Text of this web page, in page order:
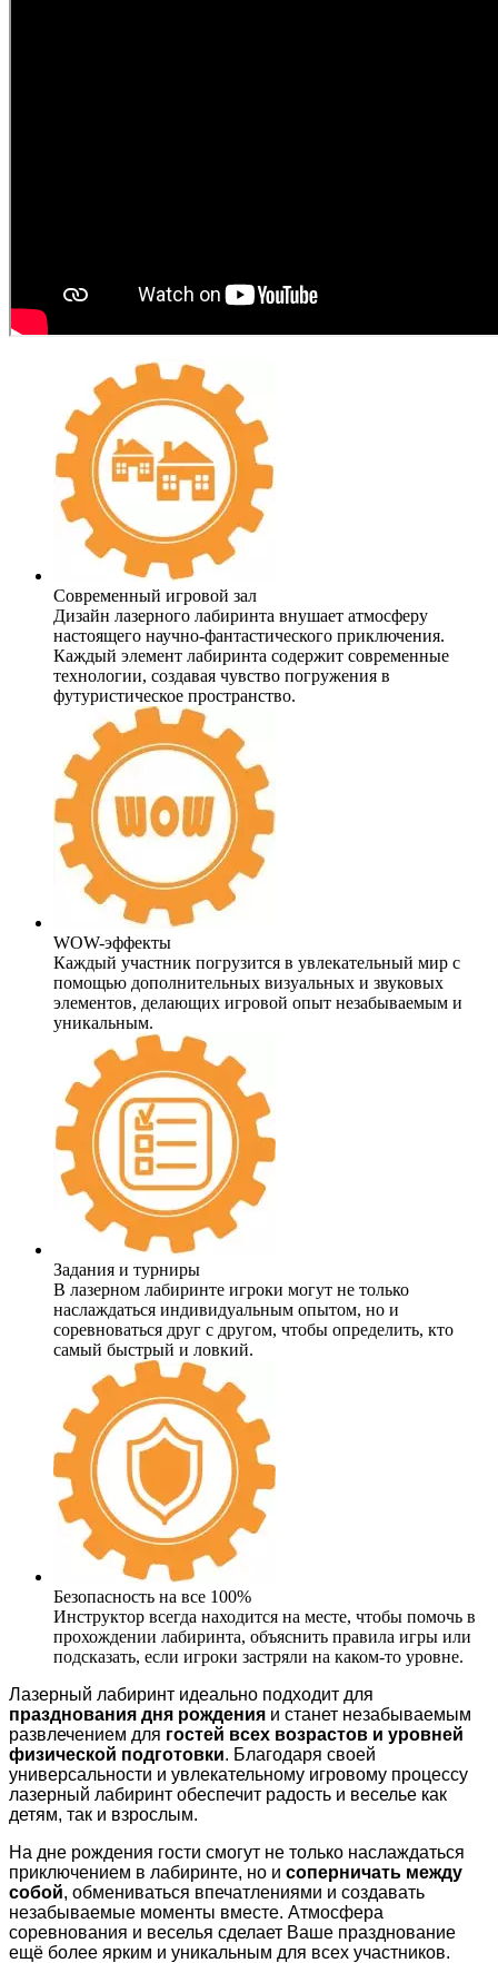
Современный игровой зал
Дизайн лазерного лабиринта внушает атмосферу
настоящего научно-фантастического приключения.
Каждый элемент лабиринта содержит современные
технологии, создавая чувство погружения в
футуристическое пространство.
WOW-эффекты
Каждый участник погрузится в увлекательный мир с
помощью дополнительных визуальных и звуковых
элементов, делающих игровой опыт незабываемым и
уникальным.
Задания и турниры
В лазерном лабиринте игроки могут не только
наслаждаться индивидуальным опытом, но и
соревноваться друг с другом, чтобы определить, кто
самый быстрый и ловкий.
Безопасность на все 100%
Инструктор всегда находится на месте, чтобы помочь в
прохождении лабиринта, объяснить правила игры или
подсказать, если игроки застряли на каком-то уровне.
Лазерный лабиринт идеально подходит для
празднования дня рождения и станет незабываемым
развлечением для гостей всех возрастов и уровней
физической подготовки. Благодаря своей
универсальности и увлекательному игровому процессу
лазерный лабиринт обеспечит радость и веселье как
детям, так и взрослым.
На дне рождения гости смогут не только наслаждаться
приключением в лабиринте, но и соперничать между
собой, обмениваться впечатлениями и создавать
незабываемые моменты вместе. Атмосфера
соревнования и веселья сделает Ваше празднование
ещё более ярким и уникальным для всех участников.